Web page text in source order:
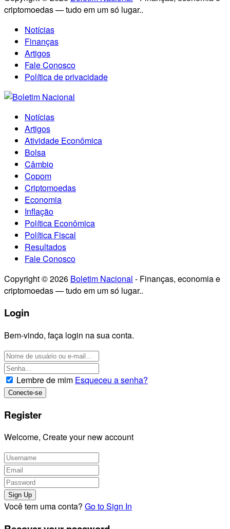
criptomoedas — tudo em um só lugar..
Notícias
Finanças
Artigos
Fale Conosco
Política de privacidade
Notícias
Artigos
Atividade Econômica
Bolsa
Câmbio
Copom
Criptomoedas
Economia
Inflação
Política Econômica
Política Fiscal
Resultados
Fale Conosco
Copyright © 2026 Boletim Nacional - Finanças, economia e
criptomoedas — tudo em um só lugar..
Login
Bem-vindo, faça login na sua conta.
Lembre de mim Esqueceu a senha?
Register
Welcome, Create your new account
Você tem uma conta? Go to Sign In